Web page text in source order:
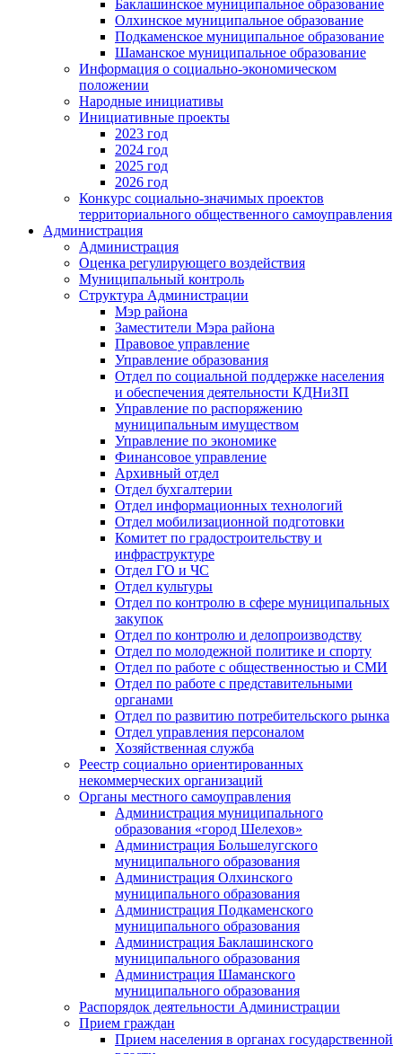
Баклашинское муниципальное образование
Олхинское муниципальное образование
Подкаменское муниципальное образование
Шаманское муниципальное образование
Информация о социально-экономическом
положении
Народные инициативы
Инициативные проекты
2023 год
2024 год
2025 год
2026 год
Конкурс социально-значимых проектов
территориального общественного самоуправления
Администрация
Администрация
Оценка регулирующего воздействия
Муниципальный контроль
Структура Администрации
Мэр района
Заместители Мэра района
Правовое управление
Управление образования
Отдел по социальной поддержке населения
и обеспечения деятельности КДНиЗП
Управление по распоряжению
муниципальным имуществом
Управление по экономике
Финансовое управление
Архивный отдел
Отдел бухгалтерии
Отдел информационных технологий
Отдел мобилизационной подготовки
Комитет по градостроительству и
инфраструктуре
Отдел ГО и ЧС
Отдел культуры
Отдел по контролю в сфере муниципальных
закупок
Отдел по контролю и делопроизводству
Отдел по молодежной политике и спорту
Отдел по работе с общественностью и СМИ
Отдел по работе с представительными
органами
Отдел по развитию потребительского рынка
Отдел управления персоналом
Хозяйственная служба
Реестр социально ориентированных
некоммерческих организаций
Органы местного самоуправления
Администрация муниципального
образования «город Шелехов»
Администрация Большелугского
муниципального образования
Администрация Олхинского
муниципального образования
Администрация Подкаменского
муниципального образования
Администрация Баклашинского
муниципального образования
Администрация Шаманского
муниципального образования
Распорядок деятельности Администрации
Прием граждан
Прием населения в органах государственной